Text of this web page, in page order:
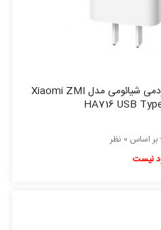
شارژر فست 20 واتی تایپ سی زدمی شیائومی مدل Xiaomi ZMI
HA716 USB
بر اساس 0 نظر
نیست